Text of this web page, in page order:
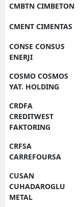
CMBTN CIMBETON
CMENT CIMENTAS
CONSE CONSUS
ENERJI
COSMO COSMOS
YAT. HOLDING
CRDFA
CREDITWEST
FAKTORING
CRFSA
CARREFOURSA
CUSAN
CUHADAROGLU
METAL